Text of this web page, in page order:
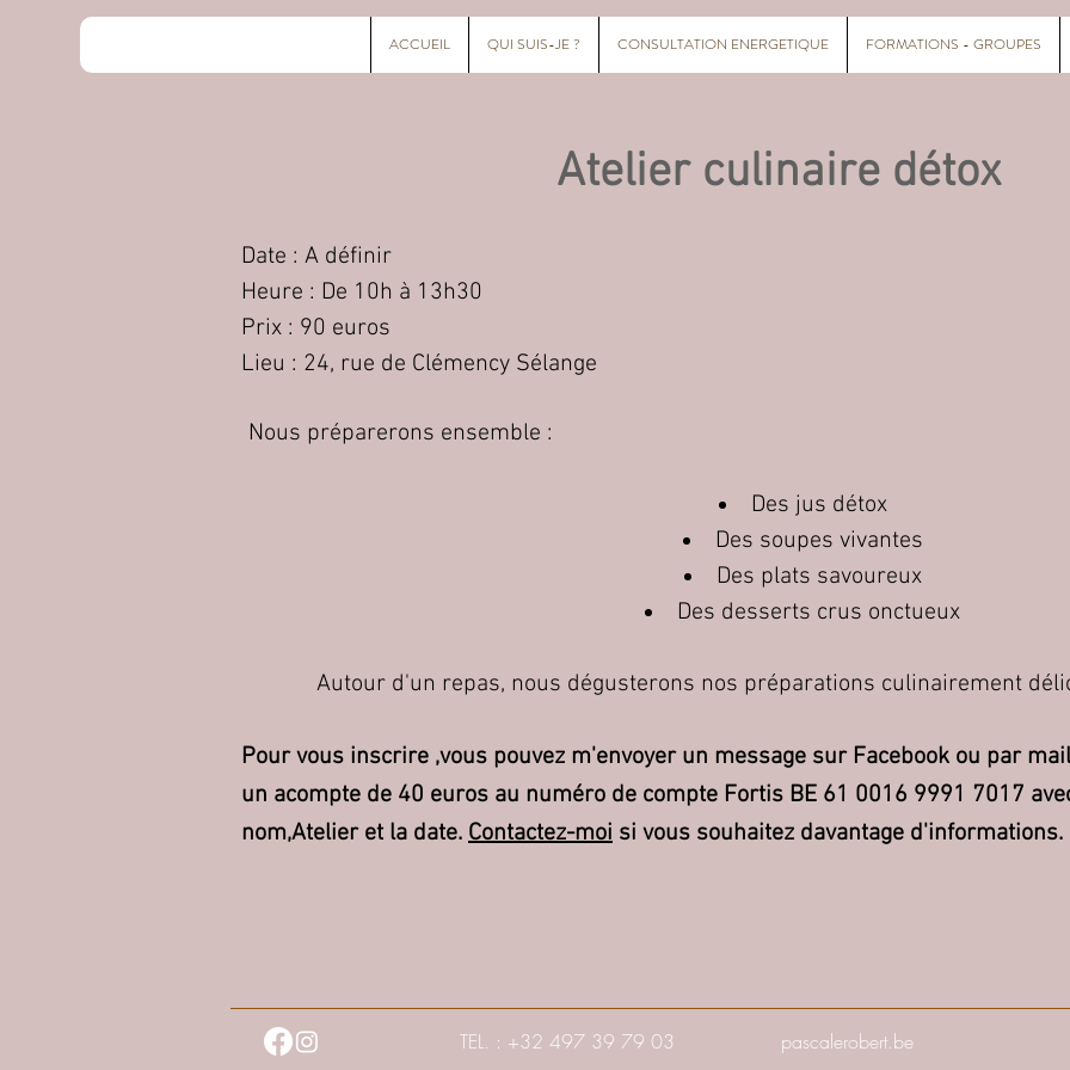
ACCUEIL QUI SUIS-JE ? CONSULTATION ENERGETIQUE FORMATIONS - GROUPES
Atelier culinaire détox
Date : A définir
Heure : De 10h à 13h30
Prix : 90 euros
Lieu : 24, rue de Clémency Sélange
Nous préparerons ensemble :
Des jus détox
Des soupes vivantes
Des plats savoureux
Des desserts crus onctueux
Autour d'un repas, nous dégusterons nos préparations culinairement
Pour vous inscrire ,vous pouvez m'envoyer un message sur Facebook ou par
un acompte de 40 euros au numéro de compte Fortis BE 61 0016 9991 7017
nom,Atelier et la date. Contactez-moi si vous souhaitez davantage d'informations.
TEL. : +32 497 39 79 03 pascalerobert.be